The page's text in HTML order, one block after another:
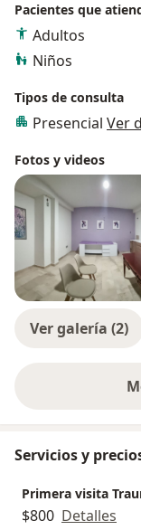
Pacientes que
Adultos
Niños
Tipos de consulta
Presencial Ver
Fotos y videos
Ver galería (2)
Servicios y
Primera visita
$800 Detalles